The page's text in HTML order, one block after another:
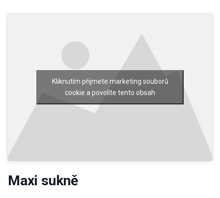
Kliknutím přijmete marketing souborů
cookie a povolíte tento obsah
Maxi sukně